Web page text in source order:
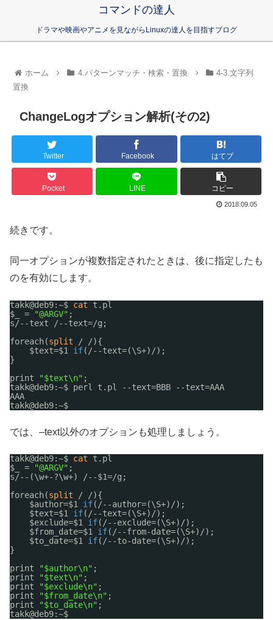
コマンドの達人
ドラマや映画やアニメを見ながらLinuxの達人を目指すブログ
ホーム 4.パターンマッチ・検索・置換
4-3.文字列
置換
ChangeLogオプション解析(その2)
Twitter Facebook はてブ
Pocket LINE コピー
2018.09.05
続きです。
同一オプションが複数指定されたときは、後に指定したも
のを有効にします。
takk@deb9:~$ cat
t.pl
$_ =
"@ARGV" ;
s/--text /--text=/g ;
foreach(split
/ /){
$text=$1 if( /--text=(\S+)/);
}
print
"$text\n" ;
takk@deb9:~$ perl t.pl --text=BBB --text=AAA
AAA
takk@deb9:~$
では、–text以外のオプションも処理しましょう。
takk@deb9:~$ cat
t.pl
$_ =
"@ARGV" ;
s/-- (\w+-?\w+) /--$1=/g ;
foreach(split
/ /){
$author=$1 if(/--author=(\S+)/);
$text=$1 if(/--text=(\S+)/);
$exclude=$1 if(/--exclude=(\S+)/);
$from_date=$1 if(/--from-date=(\S+)/);
$to_date=$1 if(/--to-date=(\S+)/);
}
print
"$author\n" ;
print
"$text\n" ;
print
"$exclude\n" ;
print
"$from_date\n" ;
print
"$to_date\n" ;
takk@deb9:~$